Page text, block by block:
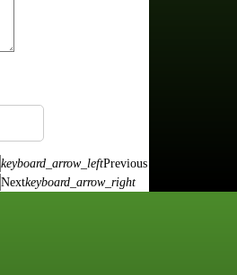
keyboard_arrow_leftPrevious
Nextkeyboard_arrow_right